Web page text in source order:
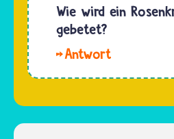
Rosenkranz
beten
sollen.
Jeder
von
ihnen
beschreibt
im Koran
Wie wird ein
gebetet?
Rosenkranz
betet,